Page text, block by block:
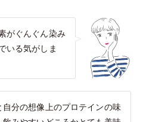
がぐんぐん染み
いる気がしま
分の想像上のプロテインの味